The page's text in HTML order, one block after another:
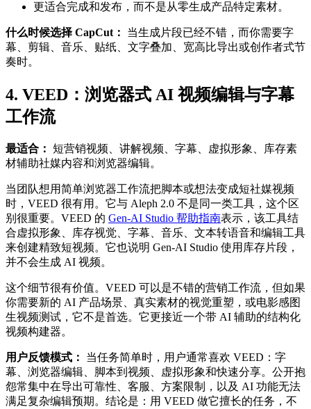
更适合完成和发布，而不是从零生成产品特定素材。
什么时候选择 CapCut：
当生成片段已经不错，而你需要字
幕、剪辑、音乐、贴纸、文字叠加、宽高比导出或创作者式节
奏时。
4. VEED：浏览器式 AI 视频编辑与字幕
工作流
最适合： 短营销视频、讲解视频、字幕、虚拟形象、库存素
材辅助社媒内容和浏览器编辑。
当团队想用简单浏览器工作流把脚本或想法变成短社媒视频
时，VEED 很有用。它与 Aleph 2.0 不是同一类工具，这个区
别很重要。VEED 的 Gen-AI Studio 帮助指南表示，该工具结
合虚拟形象、库存视觉、字幕、音乐、文本转语音和编辑工具
来创建精致短视频。它也说明 Gen-AI Studio 使用库存片段，
并不会生成 AI 视频。
这个细节很有价值。VEED 可以是不错的营销工作流，但如果
你需要新的 AI 产品场景、真实素材的视觉重塑，或电影感图
生视频测试，它不是首选。它更接近一个带 AI 辅助的结构化
视频构建器。
用户反馈模式：
当任务简单时，用户通常喜欢 VEED：字
幕、浏览器编辑、脚本到视频、虚拟形象和快速分享。公开抱
怨常集中在导出可靠性、客服、方案限制，以及 AI 功能无法
满足复杂编辑预期。结论是：用 VEED 做它擅长的任务，不